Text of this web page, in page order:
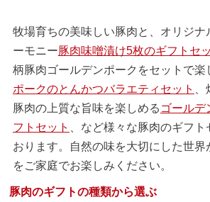
牧場育ちの美味しい豚肉と、オリジナ
ーモニー豚肉味噌漬け5枚のギフトセ
柄豚肉ゴールデンポークをセットで楽
ポークのとんかつバラエティセット
豚肉の上質な旨味を楽しめる ゴールデ
フトセット
、など様々な豚肉のギフ
おります。自然の味を大切にした世界
をご家庭でお楽しみください。
豚肉のギフトの種類から選ぶ